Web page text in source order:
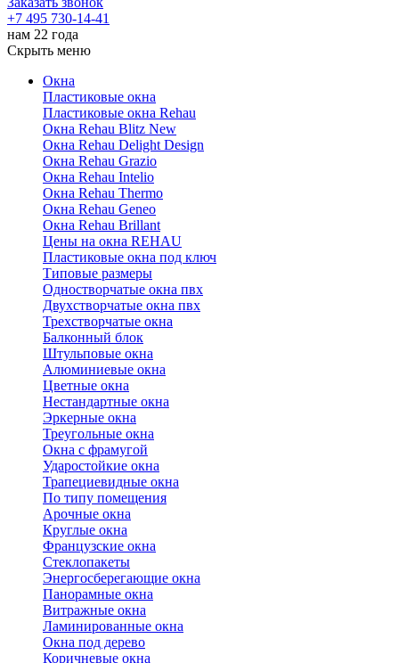
+7 495 730-14-41
нам 22 года
Скрыть меню
Окна
Пластиковые окна
Пластиковые окна Rehau
Окна Rehau Blitz New
Окна Rehau Delight Design
Окна Rehau Grazio
Окна Rehau Intelio
Окна Rehau Thermo
Окна Rehau Geneo
Окна Rehau Brillant
Цены на окна REHAU
Пластиковые окна под ключ
Типовые размеры
Одностворчатые окна пвх
Двухстворчатые окна пвх
Трехстворчатые окна
Балконный блок
Штульповые окна
Алюминиевые окна
Цветные окна
Нестандартные окна
Эркерные окна
Треугольные окна
Окна с фрамугой
Ударостойкие окна
Трапециевидные окна
По типу помещения
Арочные окна
Круглые окна
Французские окна
Стеклопакеты
Энергосберегающие окна
Панорамные окна
Витражные окна
Ламинированные окна
Окна под дерево
Коричневые окна